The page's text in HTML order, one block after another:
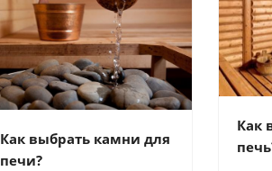
Как выбрать камни для
печи?
Как